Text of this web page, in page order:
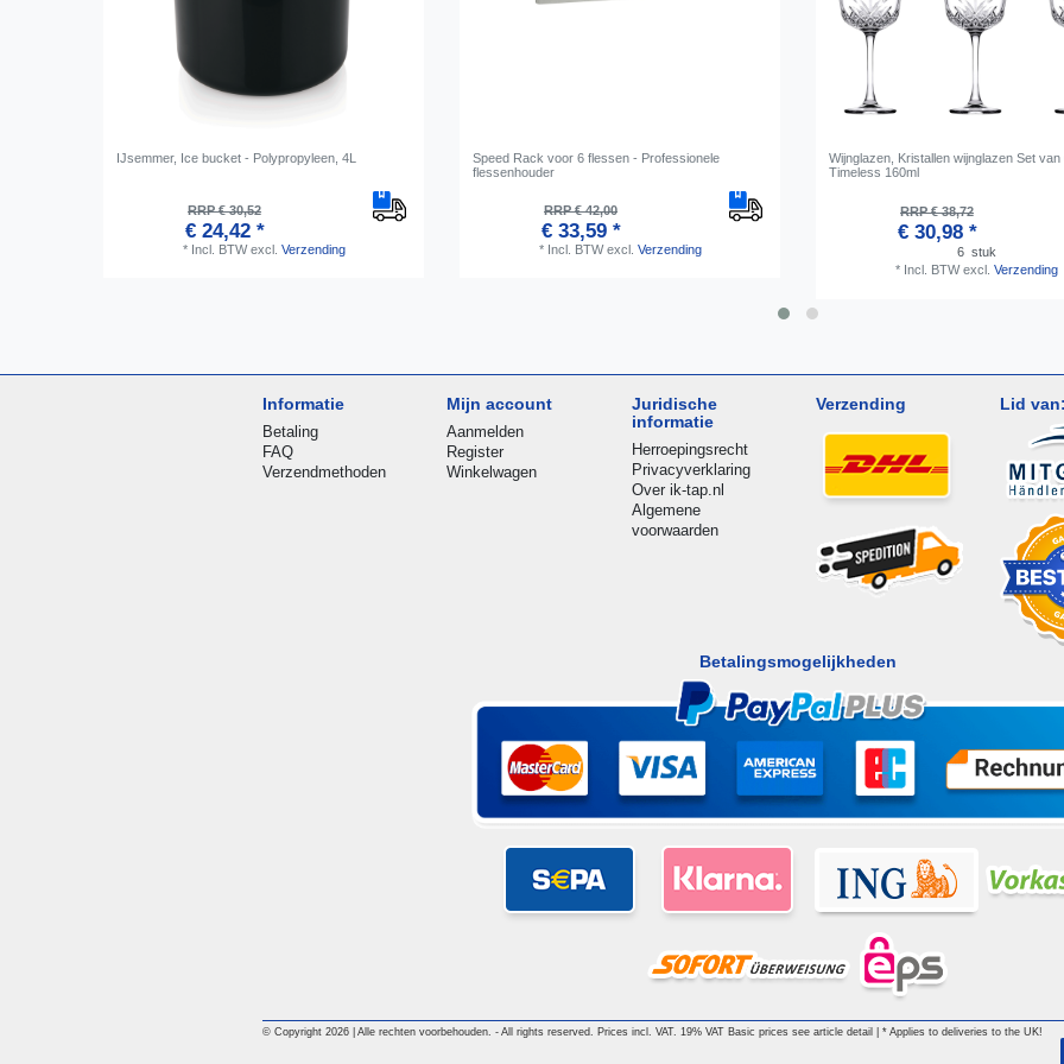
IJsemmer, Ice bucket - Polypropyleen, 4L
RRP € 30,52
€ 24,42 *
* Incl. BTWexcl. Verzending
Speed Rack voor 6 flessen - Professionele
flessenhouder
RRP € 42,00
€ 33,59 *
* Incl. BTWexcl. Verzending
Wijnglazen, Kristallen wijnglazen Set van
Timeless 160ml
RRP € 38,72
€ 30,98 *
6 stuk
* Incl. BTWexcl. Verzending
Informatie
Betaling
FAQ
Verzendmethoden
Mijn account
Aanmelden
Register
Winkelwagen
Juridische
informatie
Herroepingsrecht
Privacyverklaring
Over ik-tap.nl
Algemene
voorwaarden
Verzending Lid van:
Betalingsmogelijkheden
© Copyright 2026 | Alle rechten voorbehouden. - All rights reserved. Prices incl. VAT. 19% VAT Basic prices see article detail | * Applies to deliveries to the UK!